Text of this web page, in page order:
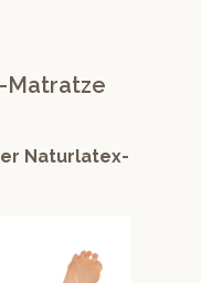
Matratze
Naturlatex-